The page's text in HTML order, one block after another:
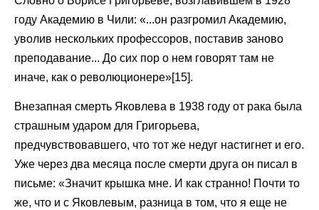
году Академию в Чили: «...он разгромил Академию,
уволив нескольких профессоров, поставив заново
преподавание... До сих пор о нем говорят там не
иначе, как о революционере»[15].
Внезапная смерть Яковлева в 1938 году от рака была
страшным ударом для Григорьева,
предчувствовавшего, что тот же недуг настигнет и его.
Уже через два месяца после смерти друга он писал в
письме: «Значит крышка мне. И как странно! Почти то
же, что и с Яковлевым, разница в том, что я еще не